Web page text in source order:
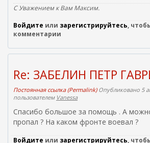
ш
я
с
с
к
н
ш
я
я
ы
а
)
С Уважением к Вам Максим.
Войдите или зарегистрируйтесь,
комментарии
Re: ЗАБЕЛИН ПЕТР
Постоянная ссылка (Permalink)Опубликовано 5
пользователем Vanessa
Спасибо большое за помощь . А
пропал ? На каком фронте воевал ?
Войдите или зарегистрируйтесь,